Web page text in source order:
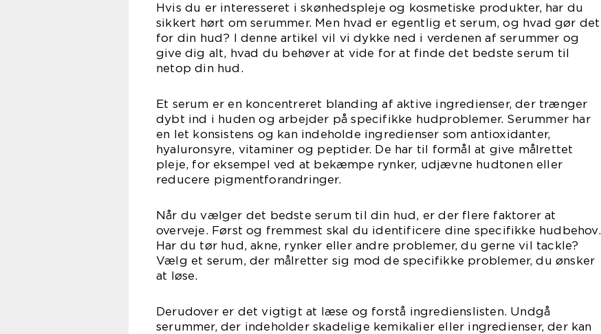
Hvis du er interesseret i skønhedspleje og kosmetiske produkter, har du
sikkert hørt om serummer. Men hvad er egentlig et serum, og hvad gør det
for din hud? I denne artikel vil vi dykke ned i verdenen af serummer og
give dig alt, hvad du behøver at vide for at finde det bedste serum til
netop din hud.
Et serum er en koncentreret blanding af aktive ingredienser, der trænger
dybt ind i huden og arbejder på specifikke hudproblemer. Serummer har
en let konsistens og kan indeholde ingredienser som antioxidanter,
hyaluronsyre, vitaminer og peptider. De har til formål at give målrettet
pleje, for eksempel ved at bekæmpe rynker, udjævne hudtonen eller
reducere pigmentforandringer.
Når du vælger det bedste serum til din hud, er der flere faktorer at
overveje. Først og fremmest skal du identificere dine specifikke hudbehov.
Har du tør hud, akne, rynker eller andre problemer, du gerne vil tackle?
Vælg et serum, der målretter sig mod de specifikke problemer, du ønsker
at løse.
Derudover er det vigtigt at læse og forstå ingredienslisten. Undgå
serummer, der indeholder skadelige kemikalier eller ingredienser, der kan